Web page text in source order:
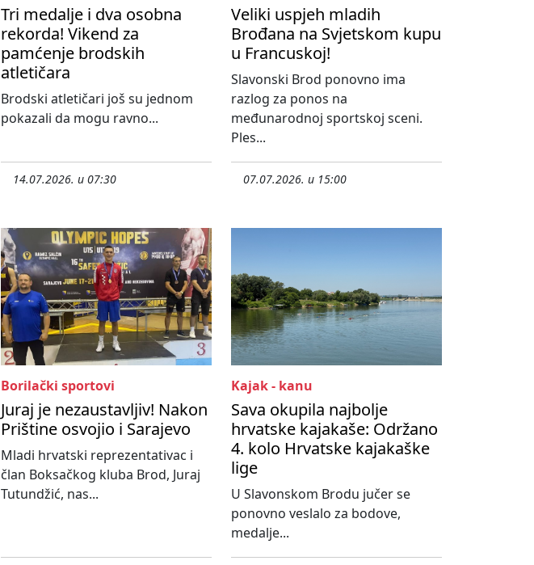
Tri medalje i dva osobna
rekorda! Vikend za
pamćenje brodskih
atletičara
Brodski atletičari još su jednom
pokazali da mogu ravno...
14.07.2026. u 07:30
Veliki uspjeh mladih
Brođana na Svjetskom kupu
u Francuskoj!
Slavonski Brod ponovno ima
razlog za ponos na
međunarodnoj sportskoj sceni.
Ples...
07.07.2026. u 15:00
Borilački sportovi
Juraj je nezaustavljiv! Nakon
Prištine osvojio i Sarajevo
Mladi hrvatski reprezentativac i
član Boksačkog kluba Brod, Juraj
Tutundžić, nas...
Kajak - kanu
Sava okupila najbolje
hrvatske kajakaše: Održano
4. kolo Hrvatske kajakaške
lige
U Slavonskom Brodu jučer se
ponovno veslalo za bodove,
medalje...